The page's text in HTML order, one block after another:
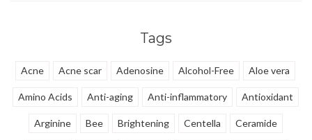
Tags
Acne Acne scar Adenosine Alcohol-Free Aloe vera
Amino Acids Anti-aging Anti-inflammatory Antioxidant
Arginine Bee Brightening Centella Ceramide